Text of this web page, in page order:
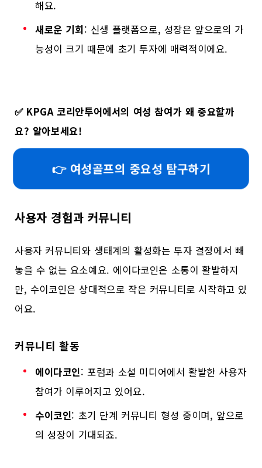
해요.
새로운 기회: 신생 플랫폼으로, 성장은 앞으로의 가
능성이 크기 때문에 초기 투자에 매력적이에요.
✅ KPGA 코리안투어에서의 여성 참여가 왜 중요할까
요? 알아보세요!
👉 여성골프의 중요성 탐구하기
사용자 경험과 커뮤니티
사용자 커뮤니티와 생태계의 활성화는 투자 결정에서 빼
놓을 수 없는 요소예요. 에이다코인은 소통이 활발하지
만, 수이코인은 상대적으로 작은 커뮤니티로 시작하고 있
어요.
커뮤니티 활동
에이다코인: 포럼과 소셜 미디어에서 활발한 사용자
참여가 이루어지고 있어요.
수이코인: 초기 단계 커뮤니티 형성 중이며, 앞으로
의 성장이 기대되죠.